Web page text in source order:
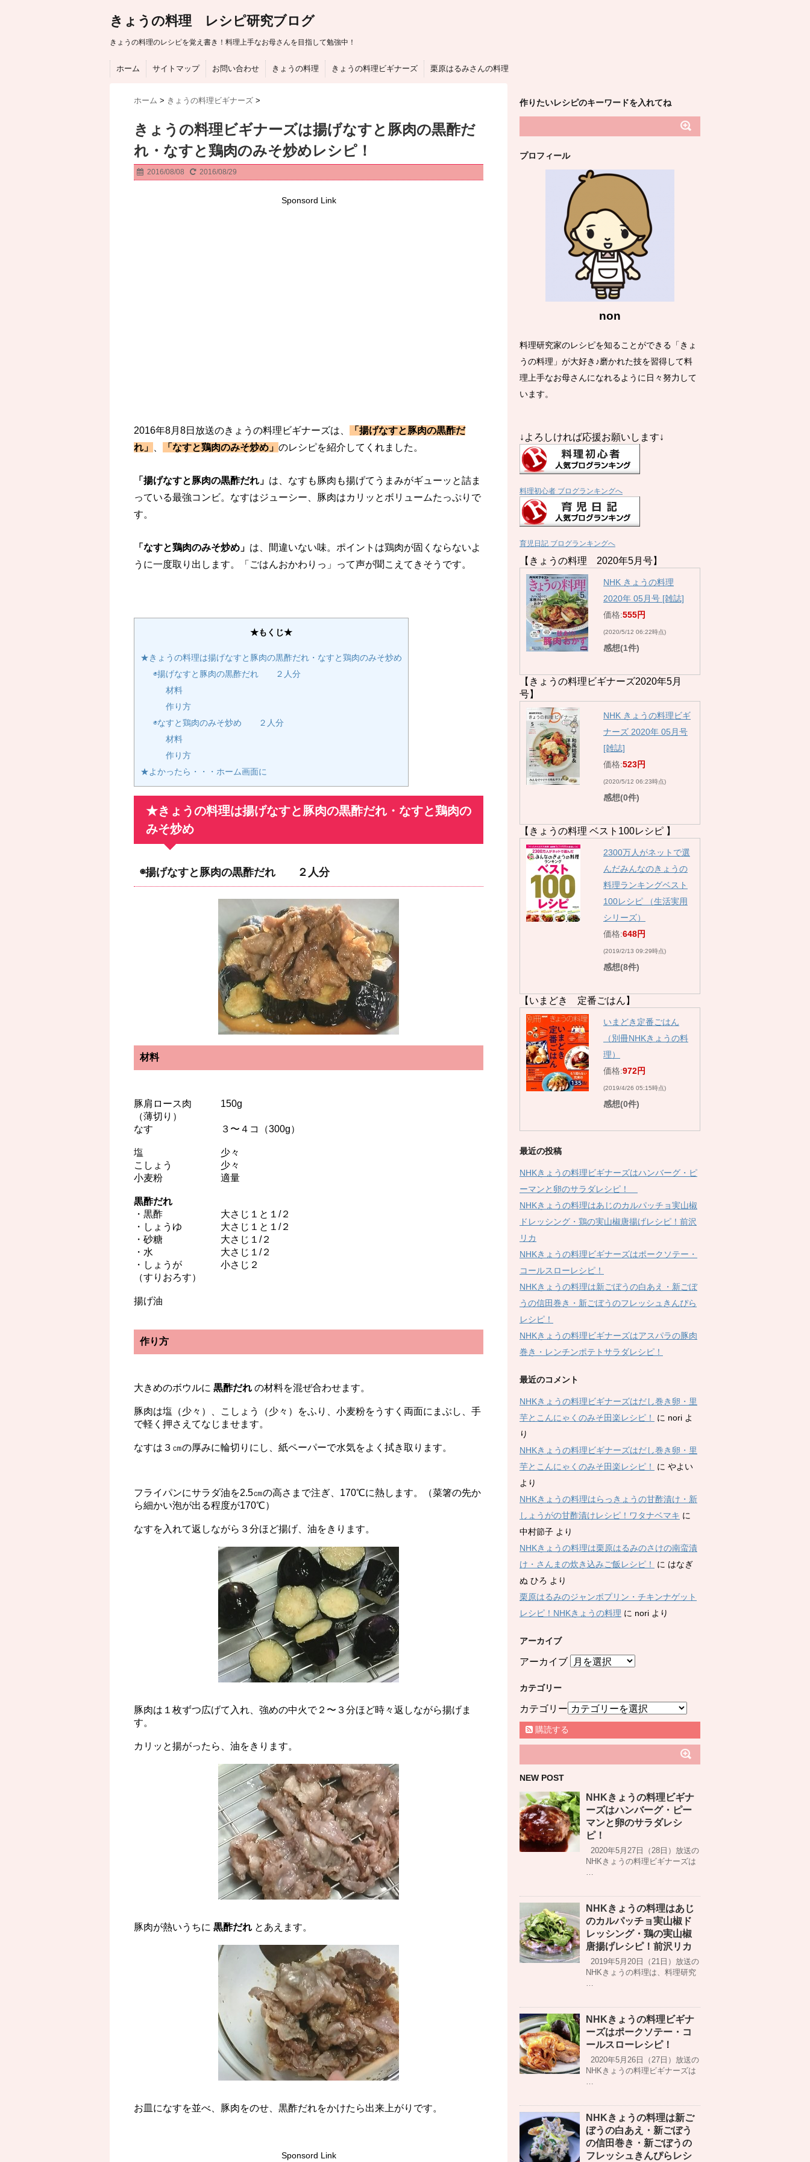
きょうの料理 レシピ研究ブログ
きょうの料理のレシピを覚え書き！料理上手なお母さんを目指して勉強中！
ホーム サイトマップ お問い合わせ きょうの料理 きょうの料理ビギナーズ 栗原はるみさんの料理
ホーム > きょうの料理ビギナーズ >
きょうの料理ビギナーズは揚げなすと豚肉の黒酢だ
れ・なすと鶏肉のみそ炒めレシピ！
2016/08/08 2016/08/29
Sponsord Link
2016年8月8日放送のきょうの料理ビギナーズは、
「揚げなすと豚肉の黒酢だ
れ」
「なすと鶏肉のみそ炒め」 のレシピを紹介してくれました。
「揚げなすと豚肉の黒酢だれ」 は、なすも豚肉も揚げてうまみがギューッと詰ま
っている最強コンビ。なすはジューシー、豚肉はカリッとボリュームたっぷりで
す。
「なすと鶏肉のみそ炒め」 は、間違いない味。ポイントは鶏肉が固くならないよ
うに一度取り出します。「ごはんおかわりっ」って声が聞こえてきそうです。
★もくじ★
★きょうの料理は揚げなすと豚肉の黒酢だれ・なすと鶏肉のみそ炒め
◉揚げなすと豚肉の黒酢だれ ２人分
材料
作り方
◉なすと鶏肉のみそ炒め ２人分
材料
作り方
★よかったら・・・ホーム画面に
★きょうの料理は揚げなすと豚肉の黒酢だれ・なすと鶏肉の
みそ炒め
◉揚げなすと豚肉の黒酢だれ ２人分
材料
豚肩ロース肉 150g
（薄切り）
なす ３〜４コ（300g）
塩 少々
こしょう 少々
小麦粉 適量
黒酢だれ
・黒酢 大さじ１と１/２
・しょうゆ 大さじ１と１/２
・砂糖 大さじ１/２
・水 大さじ１/２
・しょうが 小さじ２
（すりおろす）
揚げ油
作り方
大きめのボウルに 黒酢だれ の材料を混ぜ合わせます。
豚肉は塩（少々）、こしょう（少々）をふり、小麦粉をうすく両面にまぶし、手
で軽く押さえてなじませます。
なすは３㎝の厚みに輪切りにし、紙ペーパーで水気をよく拭き取ります。
フライパンにサラダ油を2.5㎝の高さまで注ぎ、170℃に熱します。（菜箸の先か
ら細かい泡が出る程度が170℃）
なすを入れて返しながら３分ほど揚げ、油をきります。
豚肉は１枚ずつ広げて入れ、強めの中火で２〜３分ほど時々返しながら揚げま
す。
カリッと揚がったら、油をきります。
豚肉が熱いうちに 黒酢だれ とあえます。
お皿になすを並べ、豚肉をのせ、黒酢だれをかけたら出来上がりです。
Sponsord Link
作りたいレシピのキーワードを入れてね
プロフィール
non
料理研究家のレシピを知ることができる「きょ
うの料理」が大好き♪磨かれた技を習得して料
理上手なお母さんになれるように日々努力して
います。
↓よろしければ応援お願いします↓
料理初心者 ブログランキングへ
育児日記 ブログランキングへ
【きょうの料理 2020年5月号】
NHK きょうの料理
2020年 05月号 [雑誌]
価格:555円
(2020/5/12 06:22時点)
感想(1件)
【きょうの料理ビギナーズ2020年5月
号】
NHK きょうの料理ビギ
ナーズ 2020年 05月号
[雑誌]
価格:523円
(2020/5/12 06:23時点)
感想(0件)
【きょうの料理 ベスト100レシピ 】
2300万人がネットで選
んだみんなのきょうの
料理ランキングベスト
100レシピ （生活実用
シリーズ）
価格:648円
(2019/2/13 09:29時点)
感想(8件)
【いまどき 定番ごはん】
いまどき定番ごはん
（別冊NHKきょうの料
理）
価格:972円
(2019/4/26 05:15時点)
感想(0件)
最近の投稿
NHKきょうの料理ビギナーズはハンバーグ・ピ
ーマンと卵のサラダレシピ！
NHKきょうの料理はあじのカルパッチョ実山椒
ドレッシング・鶏の実山椒唐揚げレシピ！前沢
リカ
NHKきょうの料理ビギナーズはポークソテー・
コールスローレシピ！
NHKきょうの料理は新ごぼうの白あえ・新ごぼ
うの信田巻き・新ごぼうのフレッシュきんぴら
レシピ！
NHKきょうの料理ビギナーズはアスパラの豚肉
巻き・レンチンポテトサラダレシピ！
最近のコメント
NHKきょうの料理ビギナーズはだし巻き卵・里
芋とこんにゃくのみそ田楽レシピ！
に nori よ
り
NHKきょうの料理ビギナーズはだし巻き卵・里
芋とこんにゃくのみそ田楽レシピ！
に やよい
より
NHKきょうの料理はらっきょうの甘酢漬け・新
しょうがの甘酢漬けレシピ！ワタナベマキ に
中村節子 より
NHKきょうの料理は栗原はるみのさけの南蛮漬
け・さんまの炊き込みご飯レシピ！
に はなぎ
ぬ ひろ より
栗原はるみのジャンボプリン・チキンナゲット
レシピ！NHKきょうの料理 に nori より
アーカイブ
アーカイブ
カテゴリー
カテゴリー
購読する
NEW POST
NHKきょうの料理ビギナ
ーズはハンバーグ・ピー
マンと卵のサラダレシ
ピ！
2020年5月27日（28日）放送の
NHKきょうの料理ビギナーズは
…
NHKきょうの料理はあじ
のカルパッチョ実山椒ド
レッシング・鶏の実山椒
唐揚げレシピ！前沢リカ
2019年5月20日（21日）放送の
NHKきょうの料理は、料理研究
…
NHKきょうの料理ビギナ
ーズはポークソテー・コ
ールスローレシピ！
2020年5月26日（27日）放送の
NHKきょうの料理ビギナーズは
…
NHKきょうの料理は新ご
ぼうの白あえ・新ごぼう
の信田巻き・新ごぼうの
フレッシュきんぴらレシ